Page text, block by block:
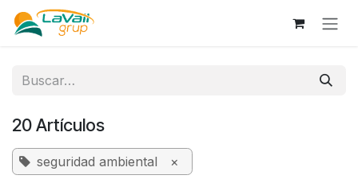
Ir al contenido
20 Artículos
seguridad ambiental ×